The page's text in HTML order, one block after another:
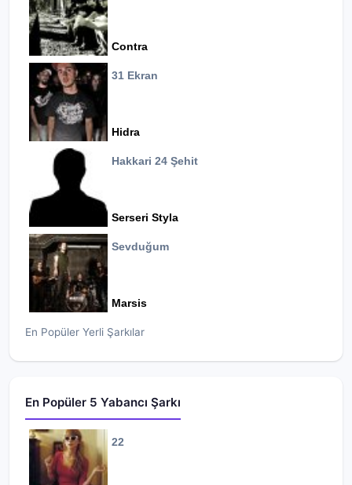
Contra
31 Ekran
Hidra
Hakkari 24 Şehit
Serseri Styla
Sevduğum
Marsis
En Popüler Yerli Şarkılar
En Popüler 5 Yabancı Şarkı
22